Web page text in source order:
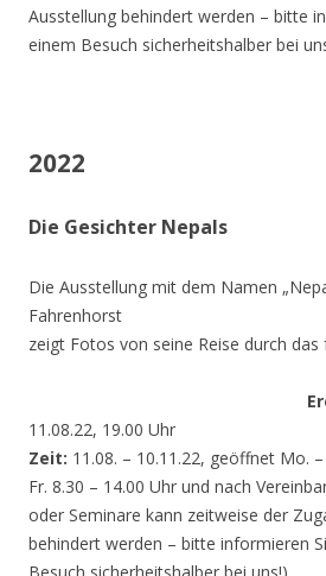
Ausstellung behindert werden – bitte
einem Besuch sicherheitshalber bei
2022
Die Gesichter Nepals
Die Ausstellung mit dem Namen
Fahrenhorst
zeigt Fotos von seine Reise durch das
11.08.22, 19.00 Uhr
Zeit: 11.08. – 10.11.22, geöffnet Mo.
Fr. 8.30 – 14.00 Uhr und nach
oder Seminare kann zeitweise der
behindert werden – bitte informieren
Besuch sicherheitshalber bei uns!)